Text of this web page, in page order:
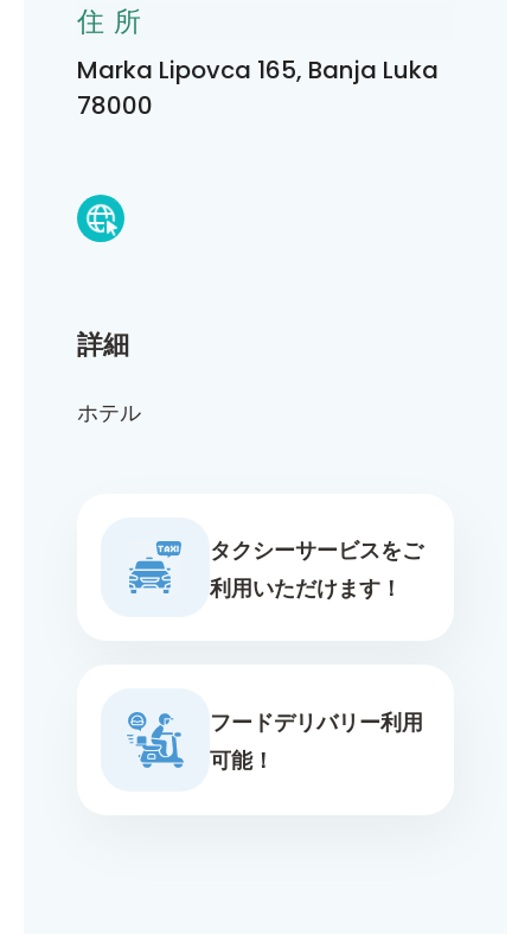
詳細
ホテル
タクシーサービスをご
利用いただけます！
フードデリバリー利用
可能！
住所
Marka Lipovca 165, Banja Luka
78000